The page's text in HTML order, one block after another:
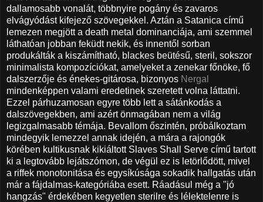
dallamosabb vonalát, többnyire pogány és zavaros
elvágyódást kifejező szövegekkel. Aztán a Satanica című
lemezen megjött a death metal dominanciája, ami szemmel
láthatóan jobban feküdt nekik, és innentől sorban
produkálták a kiszámítható, blackes beütésű, steril, sokszor
minimalista kompozíciókat, amelyeket a zenekar főnöke, fő
dalszerzője és énekes-gitárosa, bizonyos Nergal
mindenképpen valami eredetinek szeretett volna láttatni.
Ezzel párhuzamosan egyre több lett a sátánkodás a
dalszövegekben, ami azért önmagában nem a világ
legizgalmasabb témája. Bevallom őszintén, próbálkoztam
mindegyik lemezzel annak idején, a mára a rajongók
körében kultikusnak kikiáltott Slaves Shall Serve című tartott
ki a legtovább lejátszómon, de végül ez is letörlődött, mivel
a riffek monotonitása és egysíkúsága sokadik hallgatás után
már a fájdalmas-kategóriába esett. Ráadásul még a "jó
hangzás" érdekében kegyetlen sterilre és lélektelenre is